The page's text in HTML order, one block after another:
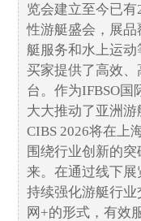
览会建立至今已
性游艇盛会，展
艇服务和水上运
买家提供了高效
台。作为IFBSO国
大大推动了亚洲游
CIBS 2026将在上
围绕行业创新的
来。在通过线下
持续强化游艇行
网+的形式，有效